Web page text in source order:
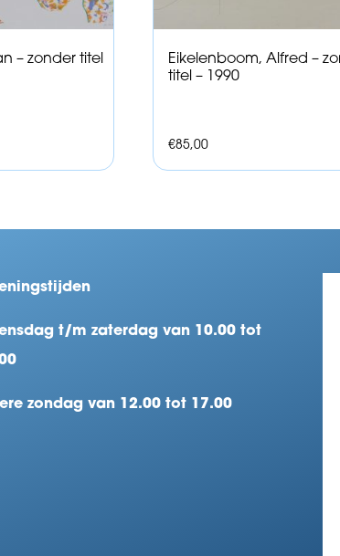
– zonder titel
Eikelenboom, Alfred –
titel – 1990
€85,00
t/m zaterdag van 10.00 tot
zondag van 12.00 tot 17.00